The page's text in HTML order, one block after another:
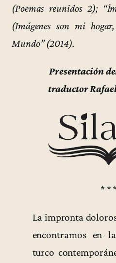
(Poemas reunidos 2);
(Imágenes son mi
Mundo” (2014).
Presentación
traductor
* *
La impronta
encontramos en
turco